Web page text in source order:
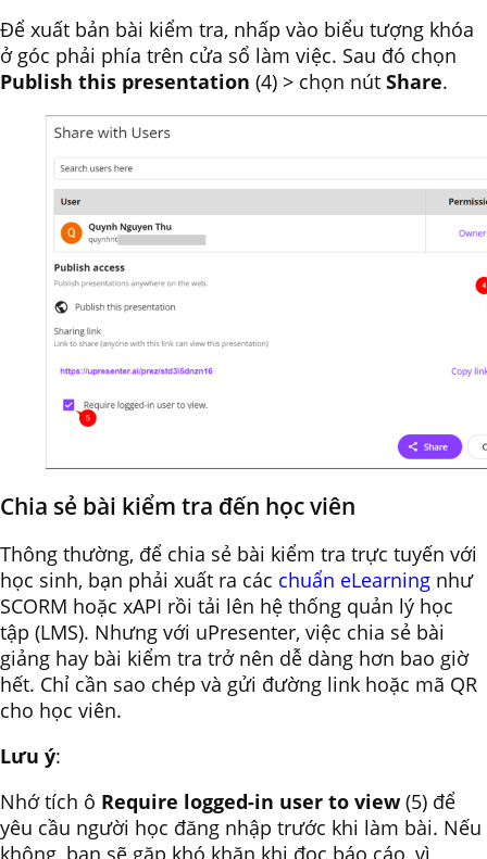
Để xuất bản bài kiểm tra, nhấp vào biểu tượng khóa
ở góc phải phía trên cửa sổ làm việc. Sau đó chọn
Publish this presentation (4) > chọn nút Share.
Chia sẻ bài kiểm tra đến học viên
Thông thường, để chia sẻ bài kiểm tra trực tuyến với
học sinh, bạn phải xuất ra các chuẩn eLearning như
SCORM hoặc xAPI rồi tải lên hệ thống quản lý học
tập (LMS). Nhưng với uPresenter, việc chia sẻ bài
giảng hay bài kiểm tra trở nên dễ dàng hơn bao giờ
hết. Chỉ cần sao chép và gửi đường link hoặc mã QR
cho học viên.
Lưu ý:
Nhớ tích ô Require logged-in user to view (5) để
yêu cầu người học đăng nhập trước khi làm bài. Nếu
không, bạn sẽ gặp khó khăn khi đọc báo cáo, vì